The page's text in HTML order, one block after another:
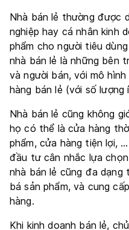
Nhà bán lẻ thường được
nghiệp hay cá nhân kinh
phẩm cho người tiêu
nhà bán lẻ là những bên
và người bán, với mô
hàng bán lẻ (với số lượng
Nhà bán lẻ cũng không
họ có thể là cửa hàng
phẩm, cửa hàng tiện lợi,
đầu tư cân nhắc lựa
nhà bán lẻ cũng đa dạng
bá sản phẩm, và cung
hàng.
Khi kinh doanh bán lẻ,